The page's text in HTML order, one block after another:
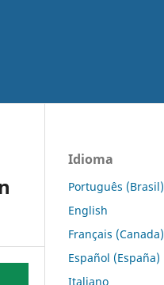
Idioma
Português (Brasil)
English
Français (Canada)
Español (España)
Italiano